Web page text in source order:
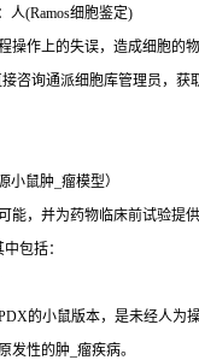
人(Ramos细胞鉴定)
作上的失误，造成细胞的
咨询通派细胞库管理员，获
鼠肿_瘤模型）
，并为药物临床前试验提供
包括：
的小鼠版本，是未经人
发性的肿_瘤疾病。